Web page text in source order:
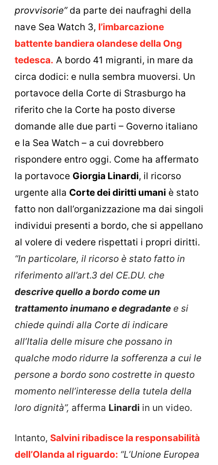
provvisorie”da parte dei naufraghi della
nave Sea Watch 3, l’imbarcazione
battente bandiera olandese della Ong
tedesca. A bordo 41 migranti, in mare da
circa dodici: e nulla sembra muoversi. Un
portavoce della Corte di Strasburgo ha
riferito che la Corte ha posto diverse
domande alle due parti – Governo italiano
e la Sea Watch – a cui dovrebbero
rispondere entro oggi. Come ha affermato
la portavoce Giorgia Linardi, il ricorso
urgente alla Corte dei diritti umani è stato
fatto non dall’organizzazione ma dai singoli
individui presenti a bordo, che si appellano
al volere di vedere rispettati i propri diritti.
“In particolare, il ricorso è stato fatto in
riferimento all’art.3 del CE.DU. che
descrive quello a bordo come un
trattamento inumano e degradante e si
chiede quindi alla Corte di indicare
all’Italia delle misure che possano in
qualche modo ridurre la sofferenza a cui le
persone a bordo sono costrette in questo
momento nell’interesse della tutela della
loro dignità”, afferma Linardi in un video.
Intanto, Salvini ribadisce la responsabilità
dell’Olanda al riguardo: “L’Unione Europea